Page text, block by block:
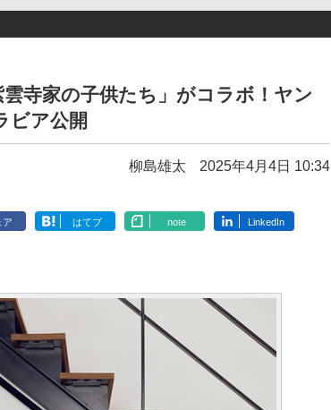
雲寺家の子供たち」がコラボ！ヤン
ビア公開
柳島雄太 2025年4月4日 10:34
ア はてブ note LinkedIn